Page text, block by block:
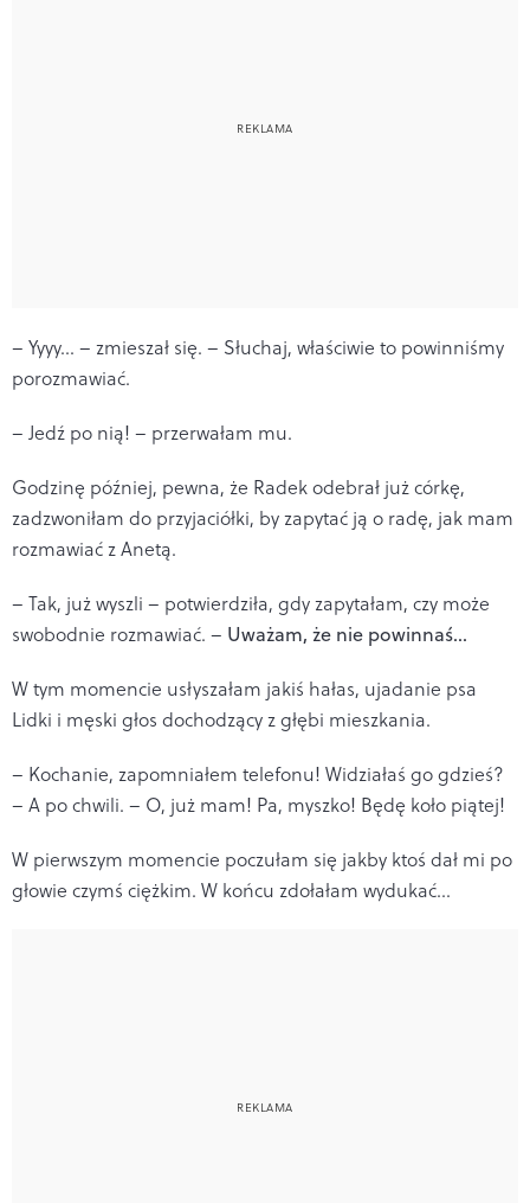
– Yyyy… – zmieszał się. – Słuchaj, właściwie to powinniśmy
porozmawiać.
– Jedź po nią! – przerwałam mu.
Godzinę później, pewna, że Radek odebrał już córkę,
zadzwoniłam do przyjaciółki, by zapytać ją o radę, jak mam
rozmawiać z Anetą.
– Tak, już wyszli – potwierdziła, gdy zapytałam, czy może
swobodnie rozmawiać. – Uważam, że nie powinnaś…
W tym momencie usłyszałam jakiś hałas, ujadanie psa
Lidki i męski głos dochodzący z głębi mieszkania.
– Kochanie, zapomniałem telefonu! Widziałaś go gdzieś?
– A po chwili. – O, już mam! Pa, myszko! Będę koło piątej!
W pierwszym momencie poczułam się jakby ktoś dał mi po
głowie czymś ciężkim. W końcu zdołałam wydukać…